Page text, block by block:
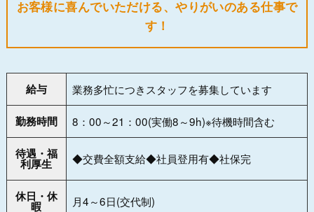
お客様に喜んでいただける、やりがいのある仕事で
す！
給与 業務多忙につきスタッフを募集しています
勤務時間 8：00～21：00(実働8～9h)※待機時間含む
待遇・福
利厚生 ◆交費全額支給◆社員登用有◆社保完
休日・休
暇 月4～6日(交代制)